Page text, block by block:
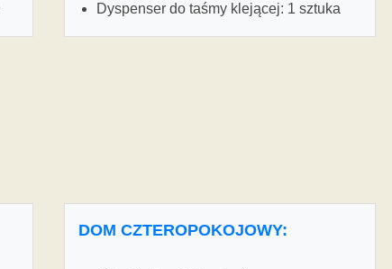
Dyspenser do taśmy klejącej: 1 sztuka
DOM CZTEROPOKOJOWY: